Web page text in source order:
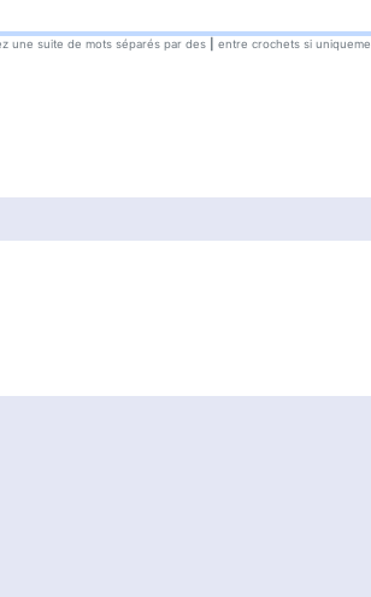
une suite de mots séparés par des
entre crochets si